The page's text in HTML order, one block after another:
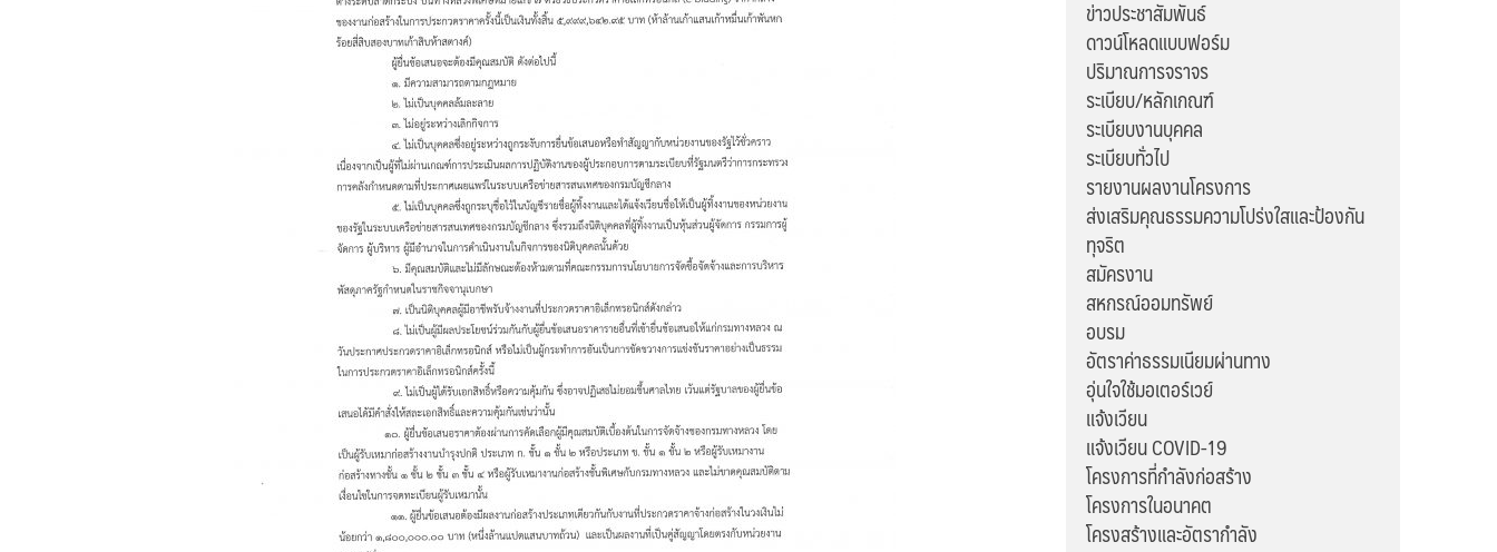
ข่าวประชาสัมพันธ์
ดาวน์โหลดแบบฟอร์ม
ปริมาณการจราจร
ระเบียบ/หลักเกณฑ์
ระเบียบงานบุคคล
ระเบียบทั่วไป
รายงานผลงานโครงการ
ส่งเสริมคุณธรรมความโปร่งใสและป้องกัน
ทุจริต
สมัครงาน
สหกรณ์ออมทรัพย์
อบรม
อัตราค่าธรรมเนียมผ่านทาง
อุ่นใจใช้มอเตอร์เวย์
แจ้งเวียน
แจ้งเวียน COVID-19
โครงการที่กำลังก่อสร้าง
โครงการในอนาคต
โครงสร้างและอัตรากำลัง